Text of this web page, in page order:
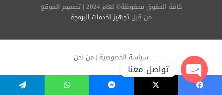
كافة الحقوق محفوظة© لعام 2024 | تصميم الموقع
من قِبل تجهيز لخدمات البرمجة
سياسة الخصوصية | من نحن
تواصل معنا